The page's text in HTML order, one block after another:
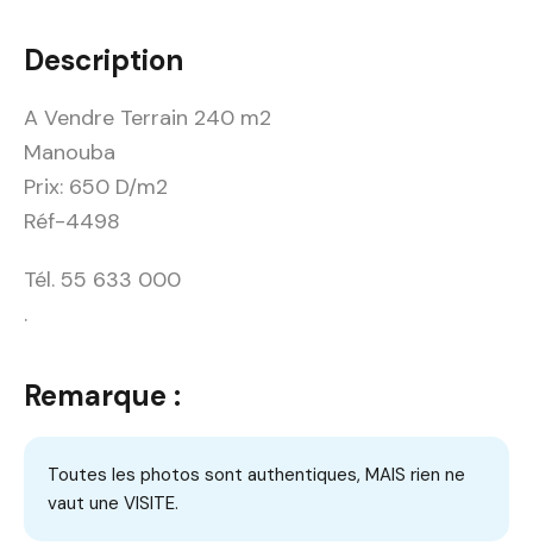
Description
A Vendre Terrain 240 m2
Manouba
Prix: 650 D/m2
Réf-4498
Tél. 55 633 000
.
Remarque :
Toutes les photos sont authentiques, MAIS rien ne
vaut une VISITE.